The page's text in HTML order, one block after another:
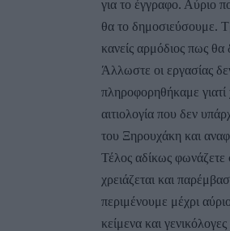
για το έγγραφο. Αύριο
θα το δημοσιεύσουμε.
κανείς αρμόδιος πως θα
Άλλωστε οι εργασίας
πληροφορηθήκαμε γιατί
αιτιολογία που δεν
του Ξηρουχάκη και
Τέλος αδίκως φωνάζετε
χρειάζεται και
περιμένουμε μέχρι
κείμενα και